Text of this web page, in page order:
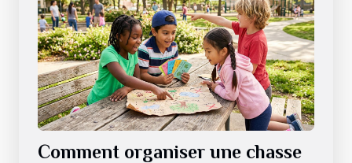
Comment organiser une chasse